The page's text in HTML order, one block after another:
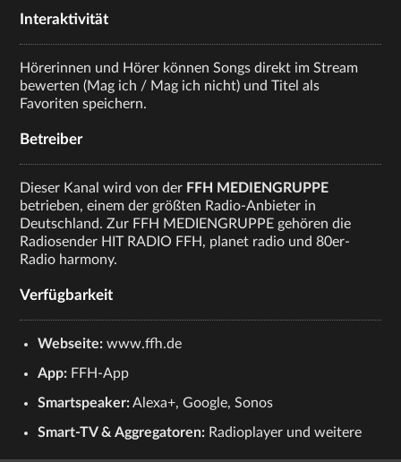
Interaktivität
Hörerinnen und Hörer können Songs direkt im Stream
bewerten (Mag ich / Mag ich nicht) und Titel als
Favoriten speichern.
Betreiber
Dieser Kanal wird von der FFH MEDIENGRUPPE
betrieben, einem der größten Radio-Anbieter in
Deutschland. Zur FFH MEDIENGRUPPE gehören die
Radiosender HIT RADIO FFH, planet radio und 80er-
Radio harmony.
Verfügbarkeit
Webseite: www.ffh.de
App: FFH-App
Smartspeaker:Alexa+, Google, Sonos
Smart-TV & Aggregatoren: Radioplayer und weitere